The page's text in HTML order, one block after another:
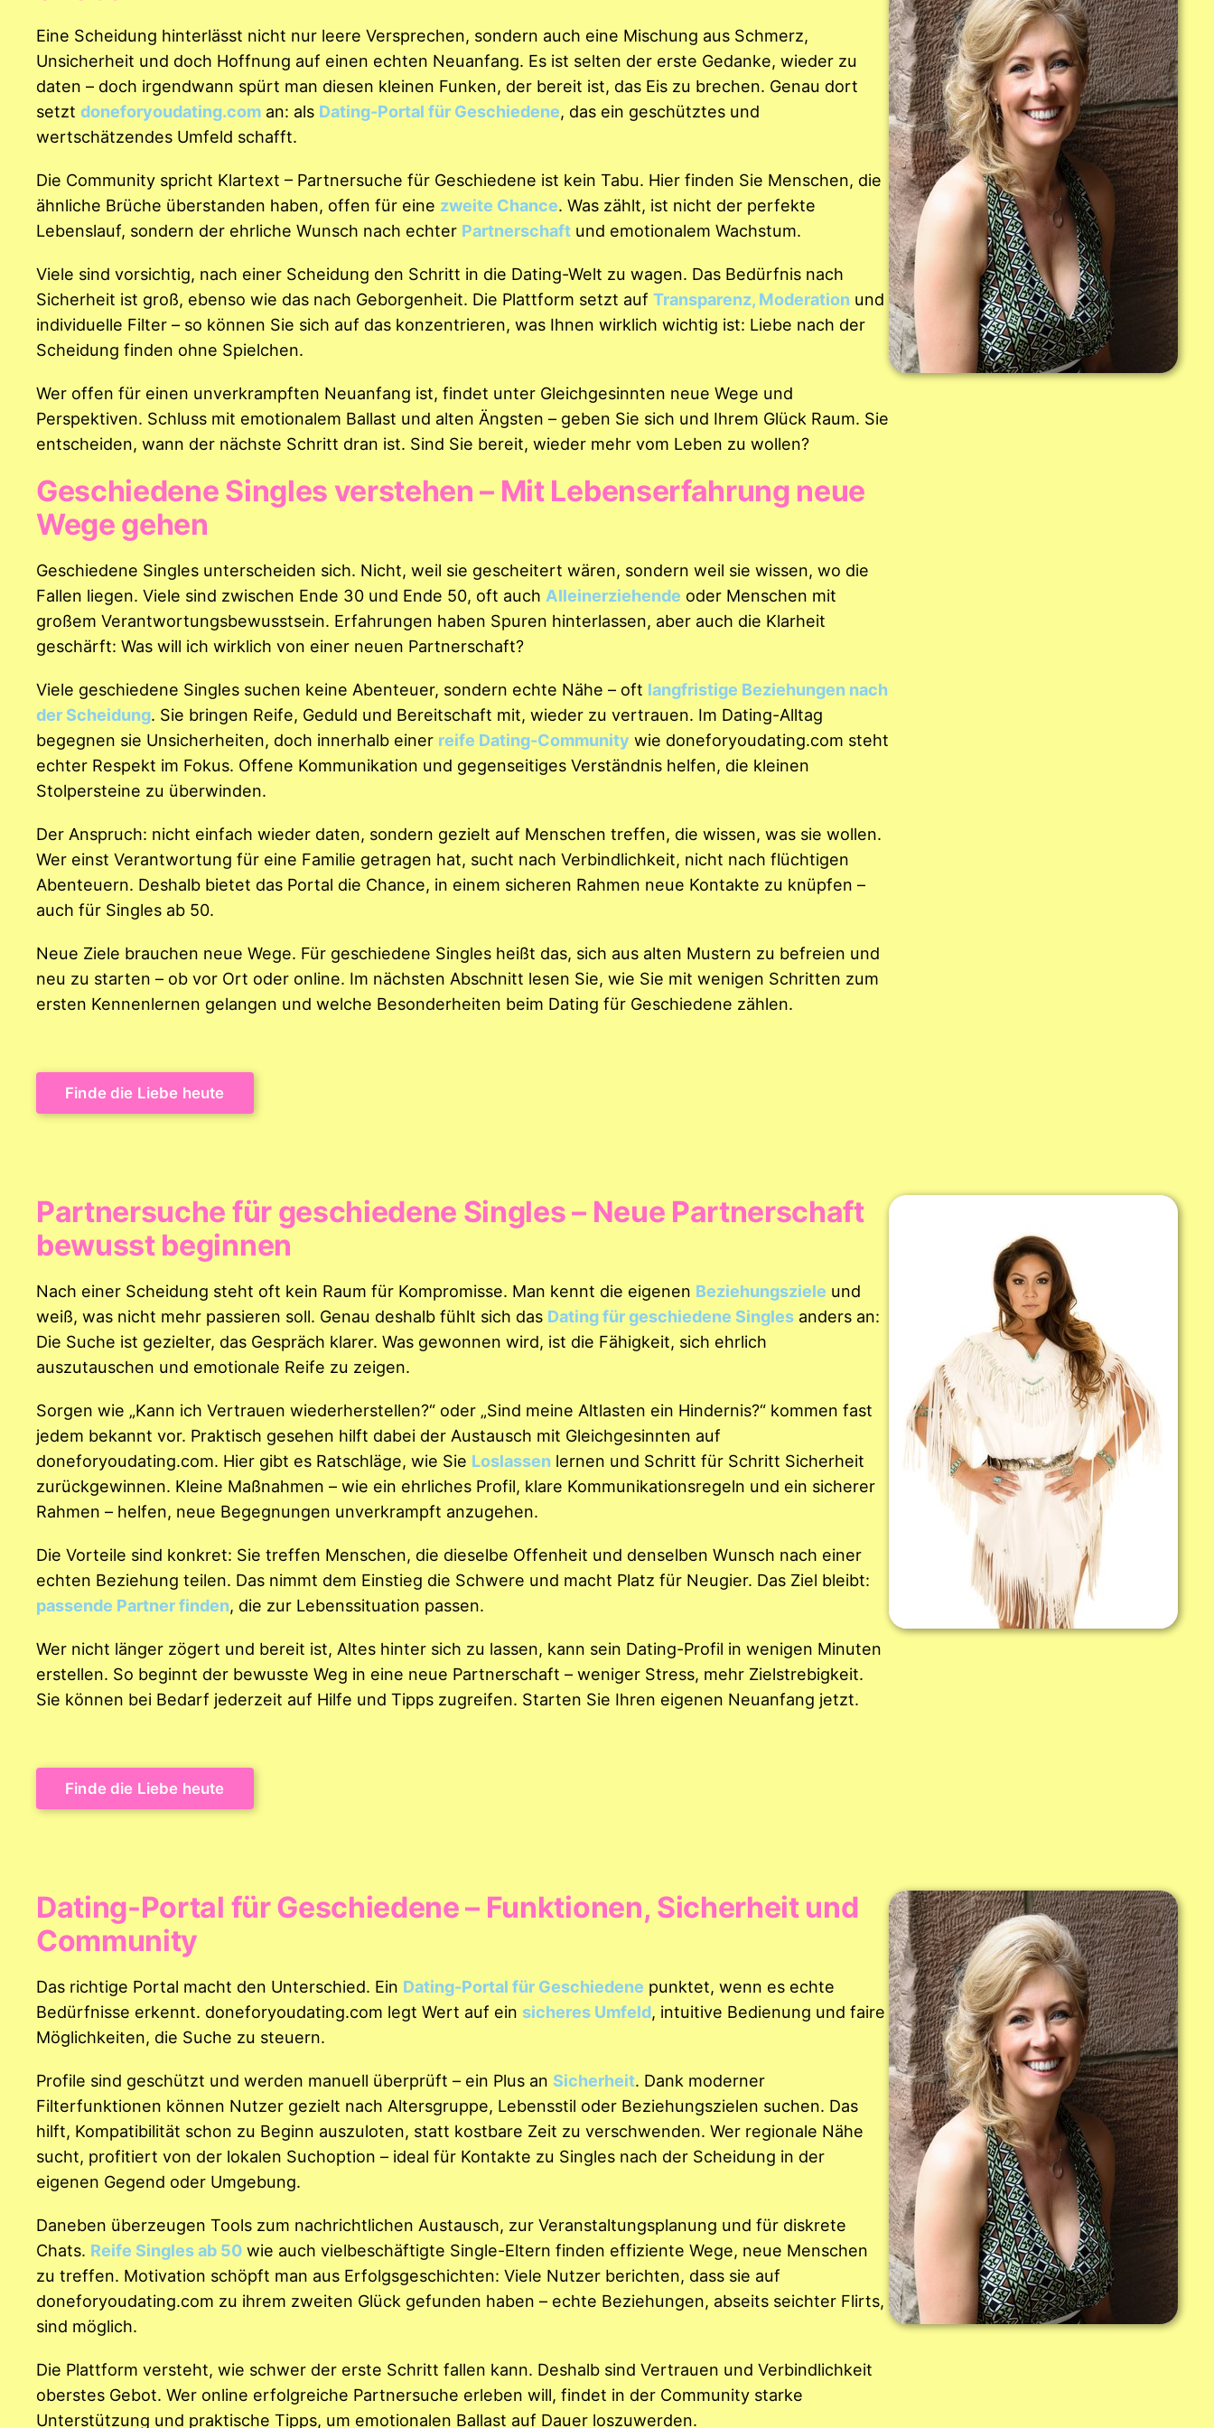
Eine Scheidung hinterlässt nicht nur leere Versprechen, sondern auch eine Mischung aus Schmerz,
Unsicherheit und doch Hoffnung auf einen echten Neuanfang. Es ist selten der erste Gedanke, wieder zu
daten – doch irgendwann spürt man diesen kleinen Funken, der bereit ist, das Eis zu brechen. Genau dort
setzt doneforyoudating.com an: als Dating-Portal für Geschiedene, das ein geschütztes und
wertschätzendes Umfeld schafft.
Die Community spricht Klartext – Partnersuche für Geschiedene ist kein Tabu. Hier finden Sie Menschen, die
ähnliche Brüche überstanden haben, offen für eine zweite Chance. Was zählt, ist nicht der perfekte
Lebenslauf, sondern der ehrliche Wunsch nach echter Partnerschaft und emotionalem Wachstum.
Viele sind vorsichtig, nach einer Scheidung den Schritt in die Dating-Welt zu wagen. Das Bedürfnis nach
Sicherheit ist groß, ebenso wie das nach Geborgenheit. Die Plattform setzt auf Transparenz, Moderation und
individuelle Filter – so können Sie sich auf das konzentrieren, was Ihnen wirklich wichtig ist: Liebe nach der
Scheidung finden ohne Spielchen.
Wer offen für einen unverkrampften Neuanfang ist, findet unter Gleichgesinnten neue Wege und
Perspektiven. Schluss mit emotionalem Ballast und alten Ängsten – geben Sie sich und Ihrem Glück Raum. Sie
entscheiden, wann der nächste Schritt dran ist. Sind Sie bereit, wieder mehr vom Leben zu wollen?
Geschiedene Singles verstehen – Mit Lebenserfahrung neue
Wege gehen
Geschiedene Singles unterscheiden sich. Nicht, weil sie gescheitert wären, sondern weil sie wissen, wo die
Fallen liegen. Viele sind zwischen Ende 30 und Ende 50, oft auch Alleinerziehende oder Menschen mit
großem Verantwortungsbewusstsein. Erfahrungen haben Spuren hinterlassen, aber auch die Klarheit
geschärft: Was will ich wirklich von einer neuen Partnerschaft?
Viele geschiedene Singles suchen keine Abenteuer, sondern echte Nähe – oft langfristige Beziehungen nach
der Scheidung. Sie bringen Reife, Geduld und Bereitschaft mit, wieder zu vertrauen. Im Dating-Alltag
begegnen sie Unsicherheiten, doch innerhalb einer reife Dating-Community wie doneforyoudating.com steht
echter Respekt im Fokus. Offene Kommunikation und gegenseitiges Verständnis helfen, die kleinen
Stolpersteine zu überwinden.
Der Anspruch: nicht einfach wieder daten, sondern gezielt auf Menschen treffen, die wissen, was sie wollen.
Wer einst Verantwortung für eine Familie getragen hat, sucht nach Verbindlichkeit, nicht nach flüchtigen
Abenteuern. Deshalb bietet das Portal die Chance, in einem sicheren Rahmen neue Kontakte zu knüpfen –
auch für Singles ab 50.
Neue Ziele brauchen neue Wege. Für geschiedene Singles heißt das, sich aus alten Mustern zu befreien und
neu zu starten – ob vor Ort oder online. Im nächsten Abschnitt lesen Sie, wie Sie mit wenigen Schritten zum
ersten Kennenlernen gelangen und welche Besonderheiten beim Dating für Geschiedene zählen.
Finde die Liebe heute
Partnersuche für geschiedene Singles – Neue Partnerschaft
bewusst beginnen
Nach einer Scheidung steht oft kein Raum für Kompromisse. Man kennt die eigenen Beziehungsziele und
weiß, was nicht mehr passieren soll. Genau deshalb fühlt sich das Dating für geschiedene Singles anders an:
Die Suche ist gezielter, das Gespräch klarer. Was gewonnen wird, ist die Fähigkeit, sich ehrlich
auszutauschen und emotionale Reife zu zeigen.
Sorgen wie „Kann ich Vertrauen wiederherstellen?“ oder „Sind meine Altlasten ein Hindernis?“ kommen fast
jedem bekannt vor. Praktisch gesehen hilft dabei der Austausch mit Gleichgesinnten auf
doneforyoudating.com. Hier gibt es Ratschläge, wie Sie Loslassen lernen und Schritt für Schritt Sicherheit
zurückgewinnen. Kleine Maßnahmen – wie ein ehrliches Profil, klare Kommunikationsregeln und ein sicherer
Rahmen – helfen, neue Begegnungen unverkrampft anzugehen.
Die Vorteile sind konkret: Sie treffen Menschen, die dieselbe Offenheit und denselben Wunsch nach einer
echten Beziehung teilen. Das nimmt dem Einstieg die Schwere und macht Platz für Neugier. Das Ziel bleibt:
passende Partner finden, die zur Lebenssituation passen.
Wer nicht länger zögert und bereit ist, Altes hinter sich zu lassen, kann sein Dating-Profil in wenigen Minuten
erstellen. So beginnt der bewusste Weg in eine neue Partnerschaft – weniger Stress, mehr Zielstrebigkeit.
Sie können bei Bedarf jederzeit auf Hilfe und Tipps zugreifen. Starten Sie Ihren eigenen Neuanfang jetzt.
Finde die Liebe heute
Dating-Portal für Geschiedene – Funktionen, Sicherheit und
Community
Das richtige Portal macht den Unterschied. Ein Dating-Portal für Geschiedene punktet, wenn es echte
Bedürfnisse erkennt. doneforyoudating.com legt Wert auf ein sicheres Umfeld, intuitive Bedienung und faire
Möglichkeiten, die Suche zu steuern.
Profile sind geschützt und werden manuell überprüft – ein Plus an Sicherheit. Dank moderner
Filterfunktionen können Nutzer gezielt nach Altersgruppe, Lebensstil oder Beziehungszielen suchen. Das
hilft, Kompatibilität schon zu Beginn auszuloten, statt kostbare Zeit zu verschwenden. Wer regionale Nähe
sucht, profitiert von der lokalen Suchoption – ideal für Kontakte zu Singles nach der Scheidung in der
eigenen Gegend oder Umgebung.
Daneben überzeugen Tools zum nachrichtlichen Austausch, zur Veranstaltungsplanung und für diskrete
Chats. Reife Singles ab 50 wie auch vielbeschäftigte Single-Eltern finden effiziente Wege, neue Menschen
zu treffen. Motivation schöpft man aus Erfolgsgeschichten: Viele Nutzer berichten, dass sie auf
doneforyoudating.com zu ihrem zweiten Glück gefunden haben – echte Beziehungen, abseits seichter Flirts,
sind möglich.
Die Plattform versteht, wie schwer der erste Schritt fallen kann. Deshalb sind Vertrauen und Verbindlichkeit
oberstes Gebot. Wer online erfolgreiche Partnersuche erleben will, findet in der Community starke
Unterstützung und praktische Tipps, um emotionalen Ballast auf Dauer loszuwerden.